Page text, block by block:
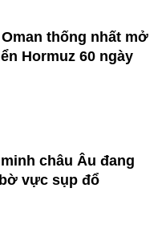
thống nhất mở
Hormuz 60 ngày
châu Âu đang
vực sụp đổ